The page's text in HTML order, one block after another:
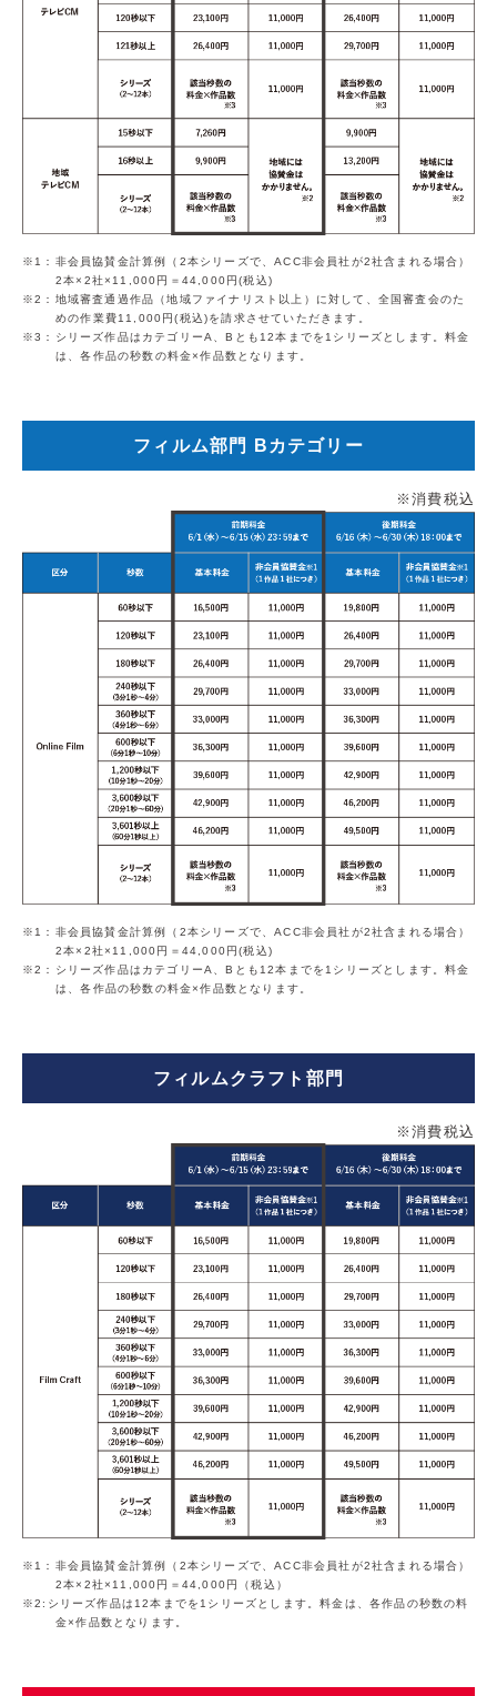
1：非会員協賛金計算例（2本シリーズで、ACC非会員社が2社含まれる場合）
2本×2社×11,000円＝44,000円(税込)
2：地域審査通過作品（地域ファイナリスト以上）に対して、全国審査会のた
めの作業費11,000円(税込)を請求させていただきます。
3：シリーズ作品はカテゴリーA、Bとも12本までを1シリーズとします。料金
は、各作品の秒数の料金×作品数となります。
フィルム部門 Bカテゴリー
※消費税込
1：非会員協賛金計算例（2本シリーズで、ACC非会員社が2社含まれる場合）
2本×2社×11,000円＝44,000円(税込)
2：シリーズ作品はカテゴリーA、Bとも12本までを1シリーズとします。料金
は、各作品の秒数の料金×作品数となります。
フィルムクラフト部門
※消費税込
1：非会員協賛金計算例（2本シリーズで、ACC非会員社が2社含まれる場合）
2本×2社×11,000円＝44,000円（税込）
2:シリーズ作品は12本までを1シリーズとします。料金は、各作品の秒数の料
金×作品数となります。